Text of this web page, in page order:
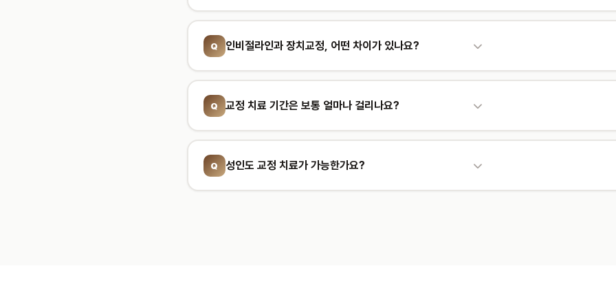
치아 배열 이상(덧니, 뻐드렁니), 부정교합(개방교합, 과개교합, 반대교합), 턱뼈 부조화(주걱
다. 인비절라인, 브라켓 장치교정, 비수술 교정 등 다양한 방법을 사용합니다.
인비절라인과 장치교정, 어떤 차이가 있나요?
인비절라인은 투명 플라스틱 장치를 사용해 심미적이고 탈착이 가능합니다. 장치교정(브라켓
밀한 힘 조절이 가능합니다. 교합 상태와 치료 난이도에 따라 최적의 방법이 달라지므로 전문의 진단
교정 치료 기간은 보통 얼마나 걸리나요?
일반적으로 1~2년이지만, 부정교합의 정도와 사용하는 교정 방법에 따라 달라집니다. 교정 완
간이 필요합니다.
성인도 교정 치료가 가능한가요?